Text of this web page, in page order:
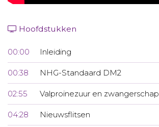
Hoofdstukken
00:00 Inleiding
00:38 NHG-Standaard DM2
02:55 Valproïnezuur en zwangerschap
04:28 Nieuwsflitsen